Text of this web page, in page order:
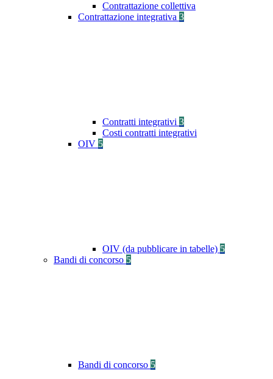
Contrattazione collettiva
Contrattazione integrativa 3
Contratti integrativi 3
Costi contratti integrativi
OIV 5
OIV (da pubblicare in tabelle) 5
Bandi di concorso 5
Bandi di concorso 5